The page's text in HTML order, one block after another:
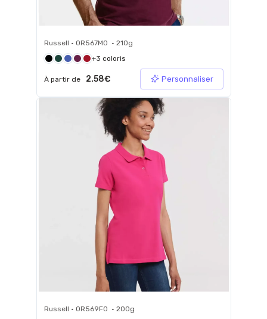
Russell • 0R567M0 • 210g
+3 coloris
À partir de 2.58€ Personnaliser
Russell • 0R569F0 • 200g